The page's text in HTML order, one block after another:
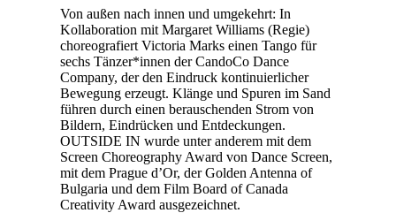
Von außen nach innen und umgekehrt: In
Kollaboration mit Margaret Williams (Regie)
choreografiert Victoria Marks einen Tango für
sechs Tänzer*innen der CandoCo Dance
Company, der den Eindruck kontinuierlicher
Bewegung erzeugt. Klänge und Spuren im Sand
führen durch einen berauschenden Strom von
Bildern, Eindrücken und Entdeckungen.
OUTSIDE IN wurde unter anderem mit dem
Screen Choreography Award von Dance Screen,
mit dem Prague d’Or, der Golden Antenna of
Bulgaria und dem Film Board of Canada
Creativity Award ausgezeichnet.